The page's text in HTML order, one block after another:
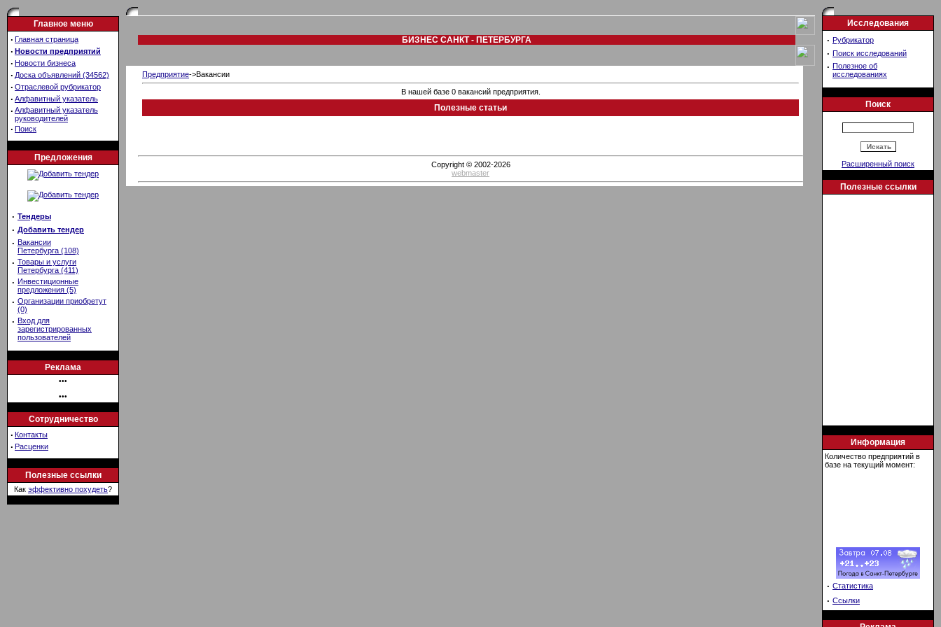
Главное меню
· Главная страница
· Новости предприятий
· Новости бизнеса
· Доска объявлений (34562)
· Отраслевой рубрикатор
· Алфавитный указатель
· Алфавитный указатель
руководителей
· Поиск
Предложения
· Тендеры
· Добавить тендер
· Вакансии
Петербурга (108)
· Товары и услуги
Петербурга (411)
· Инвестиционные
предложения (5)
· Организации приобретут
(0)
· Вход для
зарегистрированных
пользователей
Реклама
•••
•••
Сотрудничество
· Контакты
· Расценки
Полезные ссылки
Как эффективно похудеть?
БИЗНЕС САНКТ - ПЕТЕРБУРГА
Предприятие->Вакансии
В нашей базе 0 вакансий предприятия.
Полезные статьи
Copyright © 2002-2026
webmaster
Исследования
· Рубрикатор
· Поиск исследований
· Полезное об
исследованиях
Поиск
Расширенный поиск
Полезные ссылки
Информация
Количество предприятий в
базе на текущий момент:
· Статистика
· Ссылки